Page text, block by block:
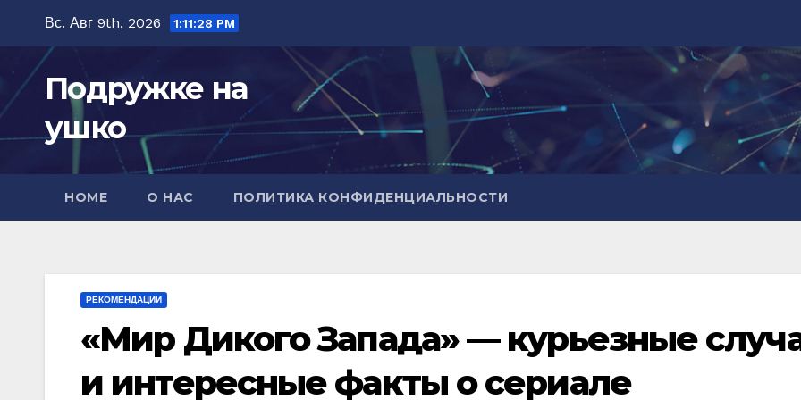
содержимому
Вс. Авг 9th, 2026 1:11:29 PM
Подружке на
ушко
HOME О НАС ПОЛИТИКА КОНФИДЕНЦИАЛЬНОСТИ
РЕКОМЕНДАЦИИ
«Мир Дикого Запада» — курьезные
и интересные факты о сериале